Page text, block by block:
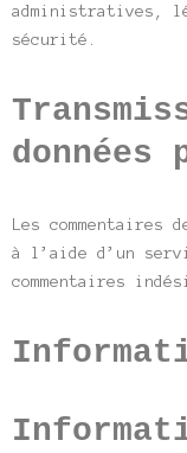
administratives,
sécurité.
données
Les
à l’aide d’un
commentaires